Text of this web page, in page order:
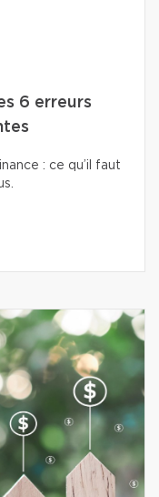
6 erreurs
: ce qu’il faut